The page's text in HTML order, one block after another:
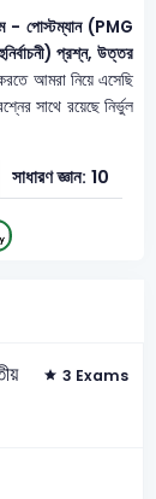
- পোস্টম্যান (PMG
প্রশ্ন, উত্তর
আমরা নিয়ে এসেছি
সাথে রয়েছে নির্ভুল
সাধারণ জ্ঞান: 10
3 Exams